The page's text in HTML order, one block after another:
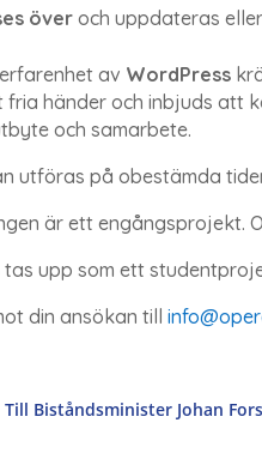
överoch uppdateras
av WordPress
händer och inbjuds att
och samarbete.
utföras på obestämda
är ett engångsprojekt.
upp som ett
din ansökan till
Till Biståndsminister Johan